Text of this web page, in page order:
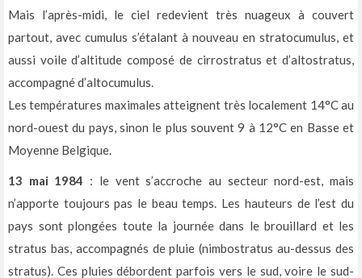
Mais l’après-midi, le ciel redevient très nuageux à couvert
partout, avec cumulus s’étalant à nouveau en stratocumulus, et
aussi voile d’altitude composé de cirrostratus et d’altostratus,
accompagné d’altocumulus.
Les températures maximales atteignent très localement 14°C au
nord-ouest du pays, sinon le plus souvent 9 à 12°C en Basse et
Moyenne Belgique.
13 mai 1984 : le vent s’accroche au secteur nord-est, mais
n’apporte toujours pas le beau temps. Les hauteurs de l’est du
pays sont plongées toute la journée dans le brouillard et les
stratus bas, accompagnés de pluie (nimbostratus au-dessus des
stratus). Ces pluies débordent parfois vers le sud, voire le sud-